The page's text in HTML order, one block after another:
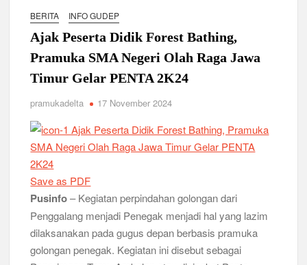
Relevansi Pemikiran Baden-Powell dalam Pembinaan
Kepemimpinan, Kerja Sama Tim, dan Pendidikan Karakter
Generasi Muda di Era Digital
Semangat “Cerdas, Ceria, Cekatan” Warnai Pesta Siaga
Kwarran Sukodono Tahun 2026
Gudep 14.077-14.078 Pangkalan SDN Sidodadi 1 Taman
Pramuka SMKN 1 Jabon Tempa Disiplin dan Kepedulian
Sosial Melalui Jelajah Desa
Gemuruh Semangat di Pangkalan SMP YPM 1 Taman: Saat
Kompetisi Mencetak Karakter dan Merajut Generasi di PSCC
Perkuat Kepemimpinan dan Demokrasi, Kwarran Jabon Gelar
Dianpinsa serta Musppanitera 2026
BERITA INFO GUDEP
Ajak Peserta Didik Forest Bathing,
Pramuka SMA Negeri Olah Raga Jawa
Timur Gelar PENTA 2K24
pramukadelta 17 November 2024
Save as PDF
Pusinfo– Kegiatan perpindahan golongan dari
Penggalang menjadi Penegak menjadi hal yang lazim
dilaksanakan pada gugus depan berbasis pramuka
golongan penegak. Kegiatan ini disebut sebagai